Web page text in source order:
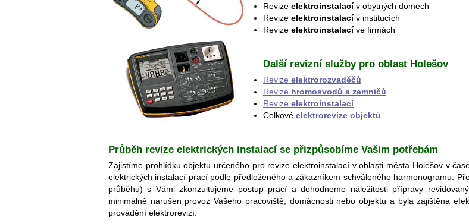
Revize elektroinstalacív obytných domech
Revize elektroinstalacív institucích
Revize elektroinstalacíve firmách
Další revizní služby pro oblast Holešov
Revize elektrorozvaděčů
Revize hromosvodů a zemničů
Revize elektroinstalací
Celkové elektrorevize objektů
Průběh revize elektrických instalací se přizpůsobíme Vašim potřebám
Zajistíme prohlídku objektu určeného pro revize elektroinstalací v oblasti města Holešov v
elektrických instalací prací podle předloženého a zákazníkem schváleného harmonogramu.
průběhu) s Vámi zkonzultujeme postup prací a dohodneme náležitosti přípravy
minimálně narušen provoz Vašeho pracoviště, domácnosti nebo objektu a byla zajištěna
provádění elektrorevizí.